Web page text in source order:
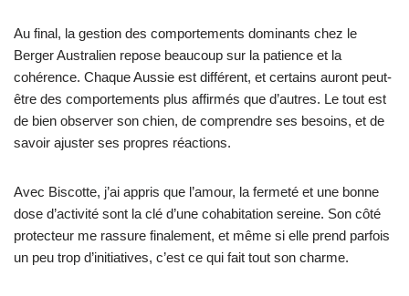
Au final, la gestion des comportements dominants chez le
Berger Australien repose beaucoup sur la patience et la
cohérence. Chaque Aussie est différent, et certains auront peut-
être des comportements plus affirmés que d’autres. Le tout est
de bien observer son chien, de comprendre ses besoins, et de
savoir ajuster ses propres réactions.
Avec Biscotte, j’ai appris que l’amour, la fermeté et une bonne
dose d’activité sont la clé d’une cohabitation sereine. Son côté
protecteur me rassure finalement, et même si elle prend parfois
un peu trop d’initiatives, c’est ce qui fait tout son charme.